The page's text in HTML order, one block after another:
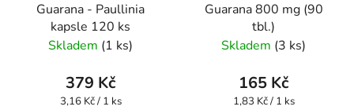
Guarana - Paullinia
kapsle 120 ks
Skladem (1 ks)
379 Kč
Měrná
3,16 Kč / 1 ks
Guarana 800 mg (90
tbl.)
Skladem (3 ks)
165 Kč
Měrná
1,83 Kč / 1 ks